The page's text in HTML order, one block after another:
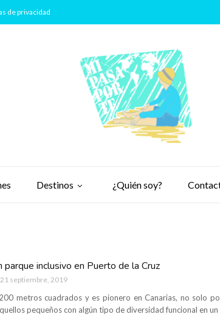
Destinos ¿Quién soy?
de privacidad
parque inclusivo en Puerto de la Cruz
21 septiembre, 2019
metros cuadrados y es pionero en Canarias, no solo
pequeños con algún tipo de diversidad funcional en